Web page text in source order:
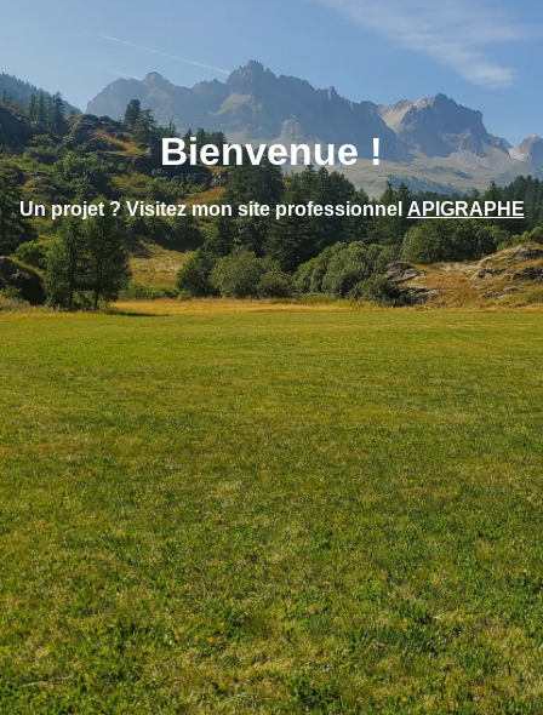
Bienvenue !
Un projet ? Visitez mon site professionnelAPIGRAPHE